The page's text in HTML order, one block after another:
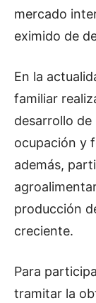
mercado
eximido de
En la
familiar
desarrollo de
ocupación y
además,
producción
creciente.
Para
tramitar la